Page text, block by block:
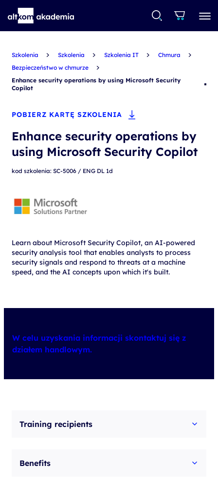
Szkolenia Szkolenia Szkolenia IT
Chmura
Bezpieczeństwo w chmurze
Enhance security operations by using Microsoft Security
Copilot
POBIERZ KARTĘ SZKOLENIA
Enhance security operations by
using Microsoft Security Copilot
kod szkolenia: SC-5006 / ENG DL 1d
Learn about Microsoft Security Copilot, an AI-powered
security analysis tool that enables analysts to process
security signals and respond to threats at a machine
speed, and the AI concepts upon which it's built.
W celu uzyskania informacji skontaktuj się z
działem handlowym.
Training recipients
Benefits